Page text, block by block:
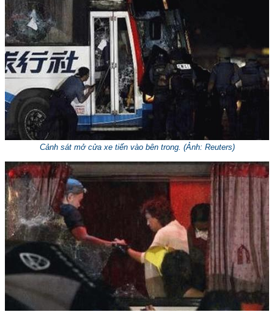
Cảnh sát mở cửa xe tiến vào bên trong. (Ảnh: Reuters)